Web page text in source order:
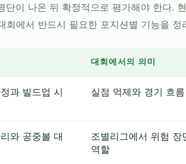
이 나온 뒤 확정적으로 평가해야 한다.
회에서 반드시 필요한 포지션별 기능을 정
대회에서의 의미
과 빌드업 시
실점 억제와 경기 흐
와 공중볼 대
조별리그에서 위험 장
역할